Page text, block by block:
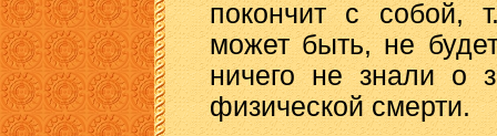
покончит с собой,
может быть, не
ничего не знали о
физической смерти.